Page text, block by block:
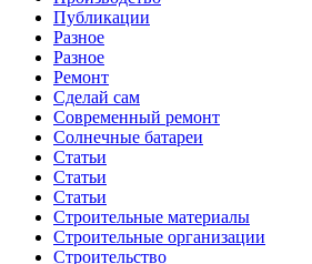
Публикации
Разное
Разное
Ремонт
Сделай сам
Современный ремонт
Солнечные батареи
Статьи
Статьи
Статьи
Строительные материалы
Строительные организации
Строительство